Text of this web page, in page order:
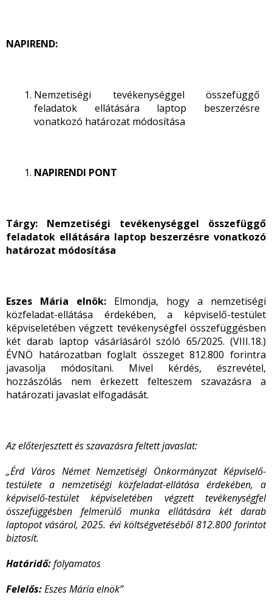
NAPIREND:
Nemzetiségi tevékenységgel összefüggő
feladatok ellátására laptop beszerzésre
vonatkozó határozat módosítása
NAPIRENDI PONT
Tárgy: Nemzetiségi tevékenységgel összefüggő
feladatok ellátására laptop beszerzésre vonatkozó
határozat módosítása
Eszes Mária elnök: Elmondja, hogy a nemzetiségi
közfeladat-ellátása érdekében, a képviselő-testület
képviseletében végzett tevékenységfel összefüggésben
két darab laptop vásárlásáról szóló 65/2025. (VIII.18.)
ÉVNÖ határozatban foglalt összeget 812.800 forintra
javasolja módosítani. Mivel kérdés, észrevétel,
hozzászólás nem érkezett felteszem szavazásra a
határozati javaslat elfogadását.
Az előterjesztett és szavazásra feltett javaslat:
„Érd Város Német Nemzetiségi Önkormányzat Képviselő-
testülete a nemzetiségi közfeladat-ellátása érdekében, a
képviselő-testület képviseletében végzett tevékenységfel
összefüggésben felmerülő munka ellátására két darab
laptopot vásárol, 2025. évi költségvetéséből 812.800 forintot
biztosít.
Határidő:folyamatos
Felelős:Eszes Mária elnök”